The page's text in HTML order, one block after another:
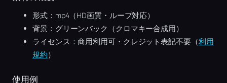
形式：mp4（HD画質・ループ対応）
背景：グリーンバック（クロマキー合成用）
ライセンス：商用利用可・クレジット表記不要（利用
規約）
使用例